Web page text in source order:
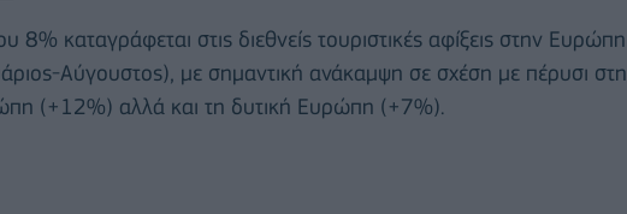
8% καταγράφεται στις διεθνείς τουριστικές αφίξεις στην Ευρώπη
Αύγουστος), με σημαντική ανάκαμψη σε σχέση με πέρυσι στη
(+12%) αλλά και τη δυτική Ευρώπη (+7%).